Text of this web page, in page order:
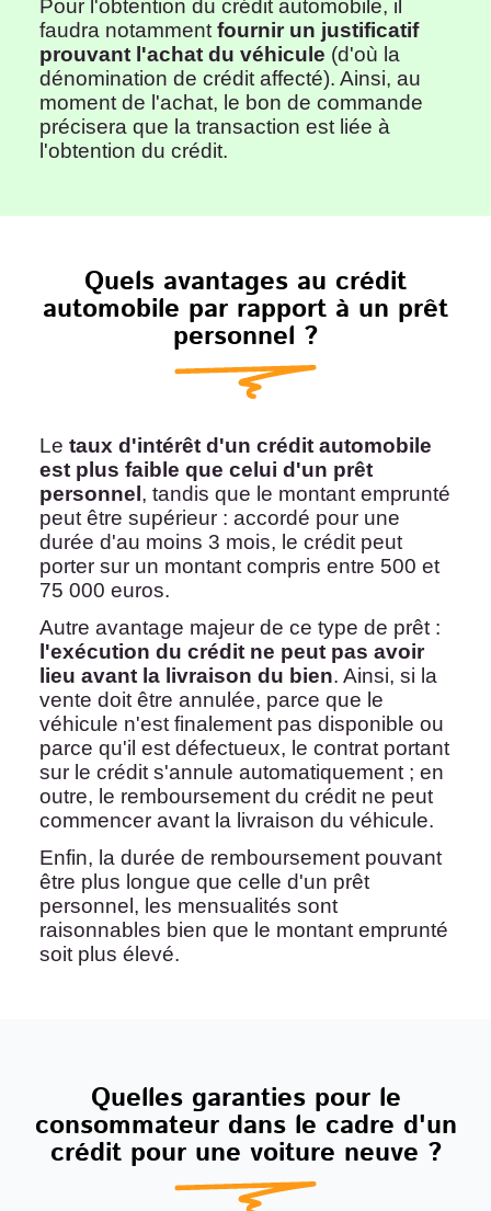
Pour l'obtention du crédit automobile, il
faudra notamment fournir un justificatif
prouvant l'achat du véhicule (d'où la
dénomination de crédit affecté). Ainsi, au
moment de l'achat, le bon de commande
précisera que la transaction est liée à
l'obtention du crédit.
Quels avantages au crédit
automobile par rapport à un prêt
personnel ?
Le taux d'intérêt d'un crédit automobile
est plus faible que celui d'un prêt
personnel , tandis que le montant emprunté
peut être supérieur : accordé pour une
durée d'au moins 3 mois, le crédit peut
porter sur un montant compris entre 500 et
75 000 euros.
Autre avantage majeur de ce type de prêt :
l'exécution du crédit ne peut pas avoir
lieu avant la livraison du bien. Ainsi, si la
vente doit être annulée, parce que le
véhicule n'est finalement pas disponible ou
parce qu'il est défectueux, le contrat portant
sur le crédit s'annule automatiquement ; en
outre, le remboursement du crédit ne peut
commencer avant la livraison du véhicule.
Enfin, la durée de remboursement pouvant
être plus longue que celle d'un prêt
personnel, les mensualités sont
raisonnables bien que le montant emprunté
soit plus élevé.
Quelles garanties pour le
consommateur dans le cadre d'un
crédit pour une voiture neuve ?